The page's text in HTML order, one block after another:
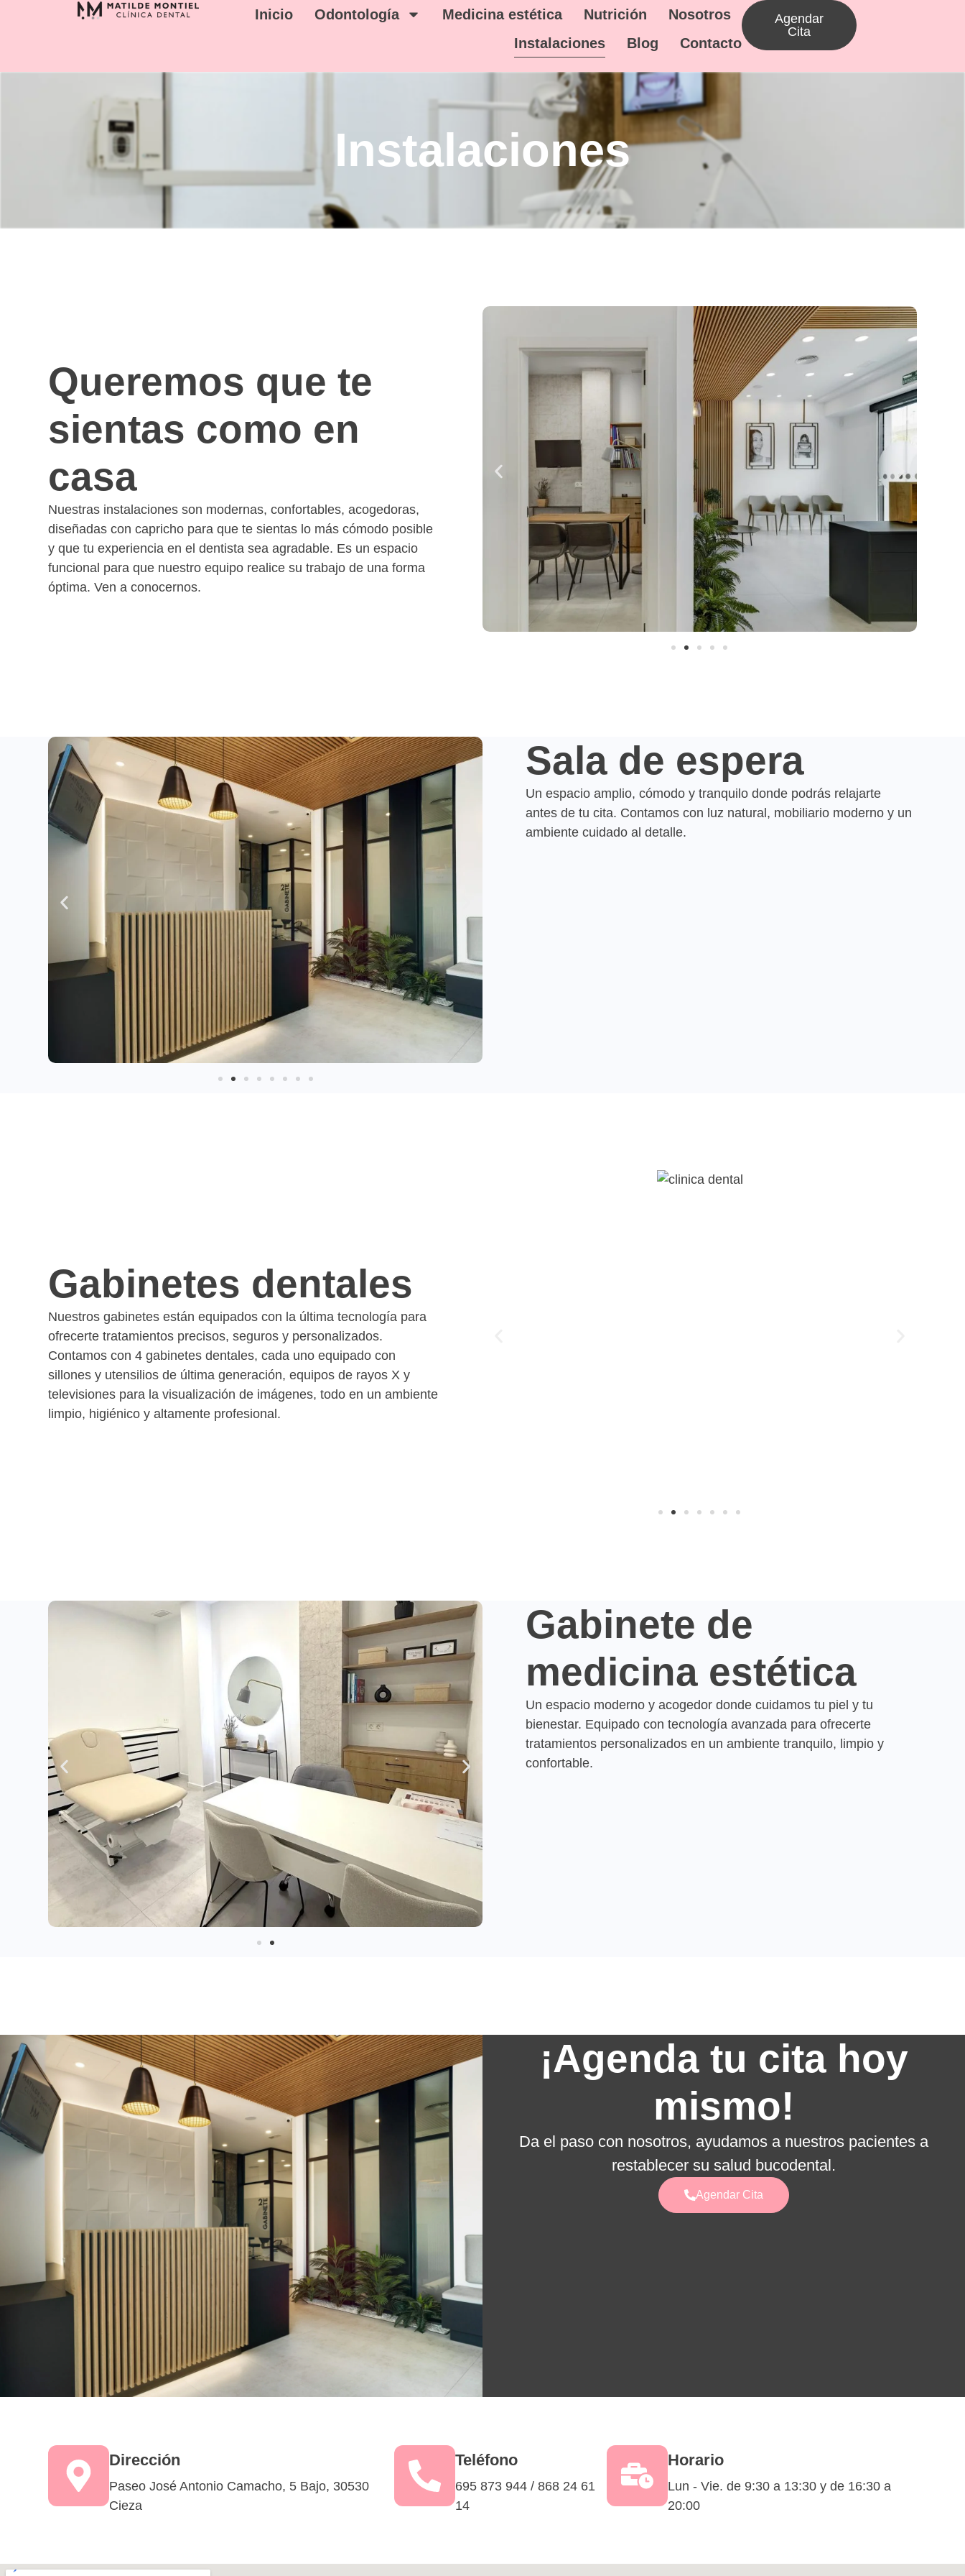
Inicio Odontología Medicina estética Nutrición
Nosotros
Instalaciones
Blog Contacto
Agendar
Cita
Instalaciones
Queremos que te
sientas como en
casa
Nuestras instalaciones son modernas, confortables, acogedoras,
diseñadas con capricho para que te sientas lo más cómodo posible
y que tu experiencia en el dentista sea agradable. Es un espacio
funcional para que nuestro equipo realice su trabajo de una forma
óptima. Ven a conocernos.
Sala de espera
Un espacio amplio, cómodo y tranquilo donde podrás relajarte
antes de tu cita. Contamos con luz natural, mobiliario moderno y un
ambiente cuidado al detalle.
Gabinetes dentales
Nuestros gabinetes están equipados con la última tecnología para
ofrecerte tratamientos precisos, seguros y personalizados.
Contamos con 4 gabinetes dentales, cada uno equipado con
sillones y utensilios de última generación, equipos de rayos X y
televisiones para la visualización de imágenes, todo en un ambiente
limpio, higiénico y altamente profesional.
Gabinete de
medicina estética
Un espacio moderno y acogedor donde cuidamos tu piel y tu
bienestar. Equipado con tecnología avanzada para ofrecerte
tratamientos personalizados en un ambiente tranquilo, limpio y
confortable.
¡Agenda tu cita hoy
mismo!​
Da el paso con nosotros, ayudamos a nuestros pacientes a
restablecer su salud bucodental.​
Agendar Cita
Dirección
Paseo José Antonio Camacho, 5 Bajo, 30530
Cieza​
Teléfono
695 873 944 / 868 24 61
14
Horario
Lun - Vie. de 9:30 a 13:30 y de 16:30 a
20:00